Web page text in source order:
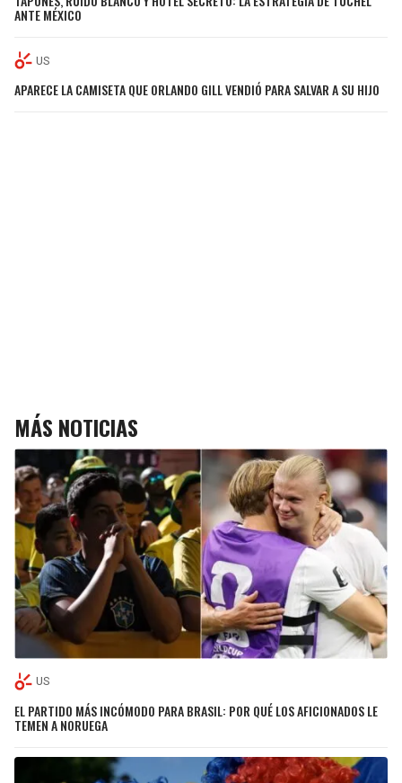
ANTE MÉXICO
US
APARECE LA CAMISETA QUE ORLANDO GILL VENDIÓ PARA SALVAR A SU HIJO
MÁS NOTICIAS
US
EL PARTIDO MÁS INCÓMODO PARA BRASIL: POR QUÉ LOS AFICIONADOS LE
TEMEN A NORUEGA